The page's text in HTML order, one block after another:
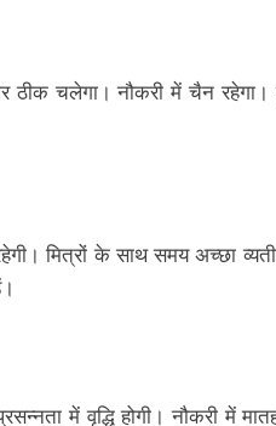
ठीक चलेगा। नौकरी में चैन
मित्रों के साथ समय अच्‍छा
में वृद्धि होगी। नौकरी में